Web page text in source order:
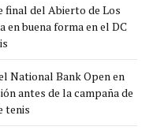
final del Abierto de Los
en buena forma en el DC
National Bank Open en
antes de la campaña de
tenis